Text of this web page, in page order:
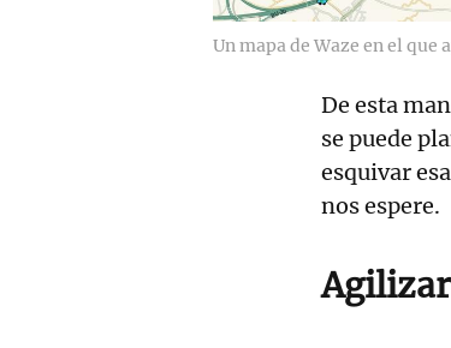
Un mapa de Waze en el
De esta
se puede
esquivar
nos espere.